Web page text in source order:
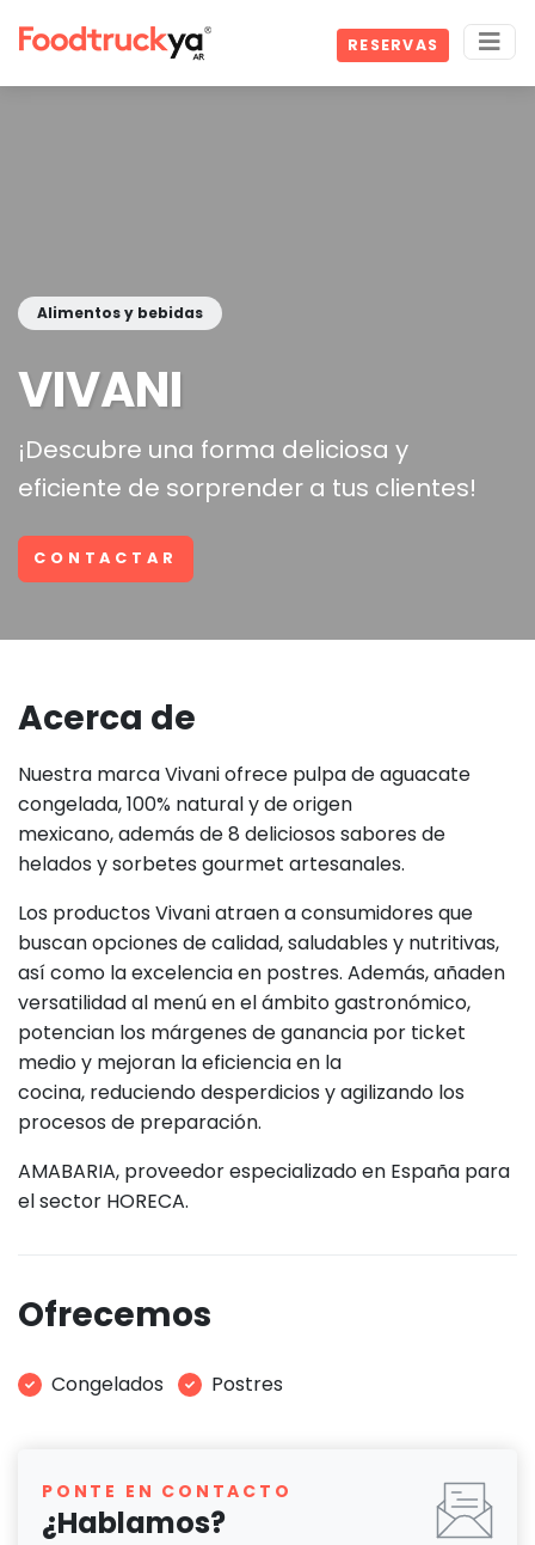
RESERVAS
Alimentos y bebidas
VIVANI
¡Descubre una forma deliciosa y
eficiente de sorprender a tus clientes!
CONTACTAR
Acerca de
Nuestra marca Vivani ofrece pulpa de aguacate
congelada, 100% natural y de origen
mexicano, además de 8 deliciosos sabores de
helados y sorbetes gourmet artesanales.
Los productos Vivani atraen a consumidores que
buscan opciones de calidad, saludables y nutritivas,
así como la excelencia en postres. Además, añaden
versatilidad al menú en el ámbito gastronómico,
potencian los márgenes de ganancia por ticket
medio y mejoran la eficiencia en la
cocina, reduciendo desperdicios y agilizando los
procesos de preparación.
AMABARIA, proveedor especializado en España para
el sector HORECA.
Ofrecemos
Congelados Postres
PONTE EN CONTACTO
¿Hablamos?